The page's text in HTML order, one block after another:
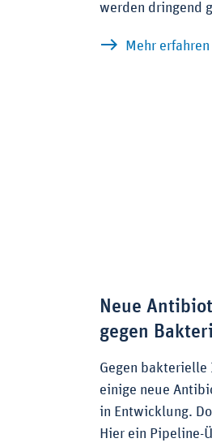
werden dringend
Mehr erfahren
Neue
gegen
Gegen
einige neue
in Entwicklung.
Hier ein Pipeline-